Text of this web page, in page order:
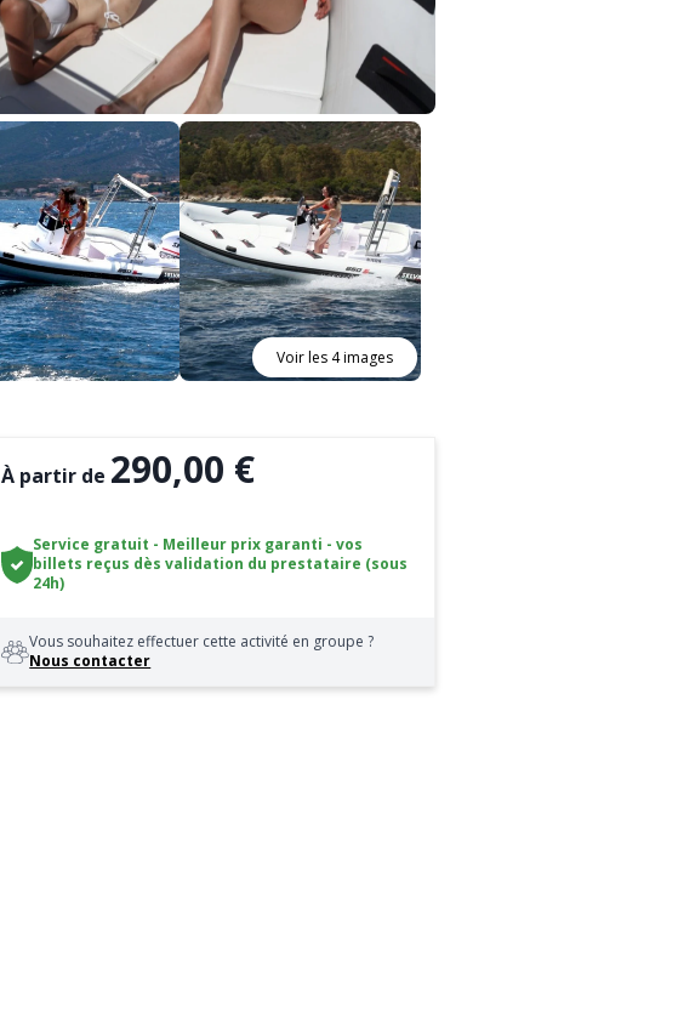
Voir les 4 images
À partir de 290,00 €
Service gratuit - Meilleur prix garanti - vos
billets reçus dès validation du prestataire (sous
24h)
Vous souhaitez effectuer cette activité en groupe ?
Nous contacter